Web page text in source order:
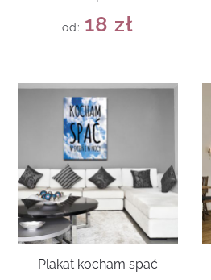
od: 18zł
Plakat kocham spać